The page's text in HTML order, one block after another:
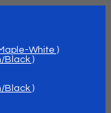
White )
Black )
Black )